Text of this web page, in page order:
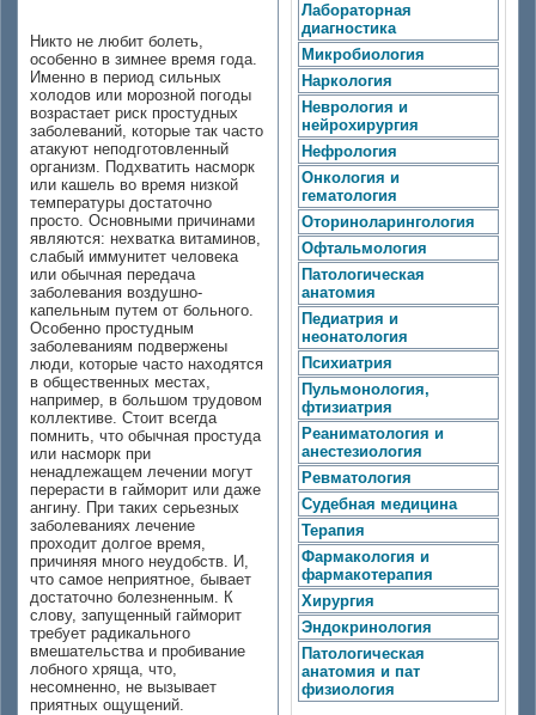
Никто не любит болеть,
особенно в зимнее время года.
Именно в период сильных
холодов или морозной погоды
возрастает риск простудных
заболеваний, которые так часто
атакуют неподготовленный
организм. Подхватить насморк
или кашель во время низкой
температуры достаточно
просто. Основными причинами
являются: нехватка витаминов,
слабый иммунитет человека
или обычная передача
заболевания воздушно-
капельным путем от больного.
Особенно простудным
заболеваниям подвержены
люди, которые часто находятся
в общественных местах,
например, в большом трудовом
коллективе. Стоит всегда
помнить, что обычная простуда
или насморк при
ненадлежащем лечении могут
перерасти в гайморит или даже
ангину. При таких серьезных
заболеваниях лечение
проходит долгое время,
причиняя много неудобств. И,
что самое неприятное, бывает
достаточно болезненным. К
слову, запущенный гайморит
требует радикального
вмешательства и пробивание
лобного хряща, что,
несомненно, не вызывает
приятных ощущений.
Лабораторная
диагностика
Микробиология
Наркология
Неврология и
нейрохирургия
Нефрология
Онкология и
гематология
Оториноларингология
Офтальмология
Патологическая
анатомия
Педиатрия и
неонатология
Психиатрия
Пульмонология,
фтизиатрия
Реаниматология и
анестезиология
Ревматология
Судебная медицина
Терапия
Фармакология и
фармакотерапия
Хирургия
Эндокринология
Патологическая
анатомия и пат
физиология